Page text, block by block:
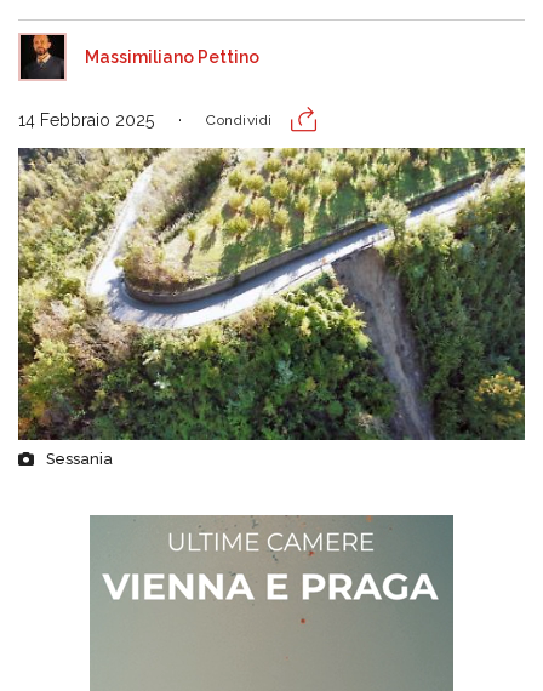
Massimiliano Pettino
14 Febbraio 2025 Condividi
Sessania